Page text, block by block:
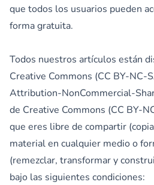
que todos los usuarios pueden
forma gratuita.
Todos nuestros artículos están
Creative Commons (CC BY-NC-
Attribution-NonCommercial-
de Creative Commons (CC BY-
que eres libre de compartir
material en cualquier medio o
(remezclar, transformar y
bajo las siguientes condiciones: